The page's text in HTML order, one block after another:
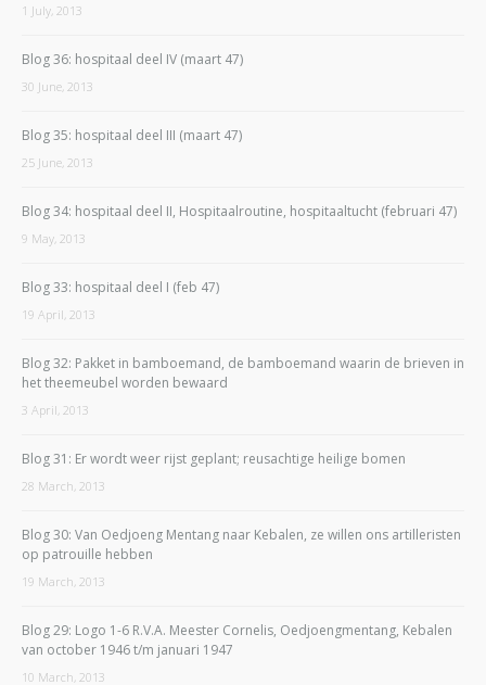
1 July, 2013
Blog 36: hospitaal deel IV (maart 47)
30 June, 2013
Blog 35: hospitaal deel III (maart 47)
25 June, 2013
Blog 34: hospitaal deel II, Hospitaalroutine, hospitaaltucht (februari 47)
9 May, 2013
Blog 33: hospitaal deel I (feb 47)
19 April, 2013
Blog 32: Pakket in bamboemand, de bamboemand waarin de brieven in
het theemeubel worden bewaard
3 April, 2013
Blog 31: Er wordt weer rijst geplant; reusachtige heilige bomen
28 March, 2013
Blog 30: Van Oedjoeng Mentang naar Kebalen, ze willen ons artilleristen
op patrouille hebben
19 March, 2013
Blog 29: Logo 1-6 R.V.A. Meester Cornelis, Oedjoengmentang, Kebalen
van october 1946 t/m januari 1947
10 March, 2013